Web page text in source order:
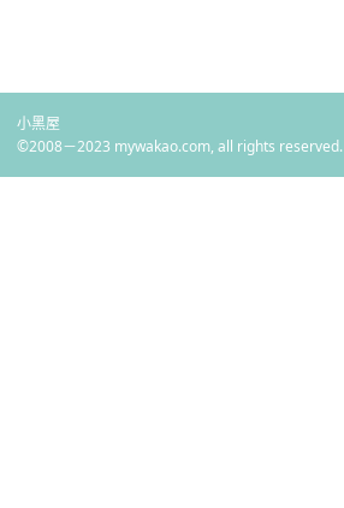
小黑屋
©2008－2023 mywakao.com, all rights reserved.